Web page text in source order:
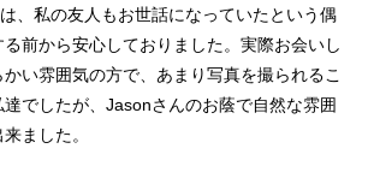
、私の友人もお世話になっていたという偶
前から安心しておりました。実際お会いし
い雰囲気の方で、あまり写真を撮られるこ
でしたが、Jasonさんのお蔭で自然な雰囲
ました。